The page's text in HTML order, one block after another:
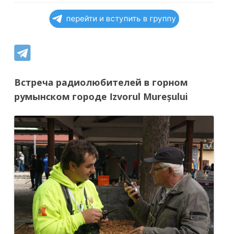
перейти и вступить в группу
Встреча радиолюбителей в горном
румынском городе Izvorul Mureșului